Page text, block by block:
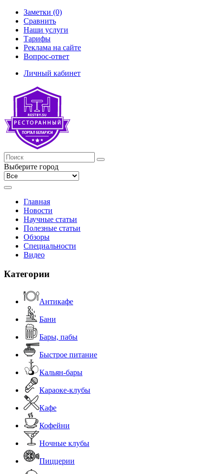
Заметки (0)
Сравнить
Наши услуги
Тарифы
Реклама на сайте
Вопрос-ответ
Личный кабинет
Выберите город
Главная
Новости
Научные статьи
Полезные статьи
Обзоры
Специальности
Видео
Категории
Антикафе
Бани
Бары, пабы
Быстрое питание
Кальян-бары
Караоке-клубы
Кафе
Кофейни
Ночные клубы
Пиццерии